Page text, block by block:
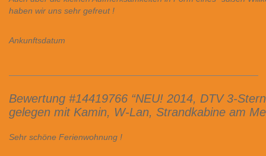
haben wir uns sehr gefreut !
Ankunftsdatum
Bewertung #14419766 “NEU! 2014, DTV 3-
gelegen mit Kamin, W-Lan, Strandkabine am
Sehr schöne Ferienwohnung !